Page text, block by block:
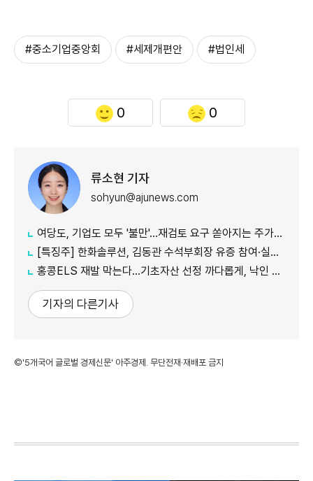
#중소기업중앙회 #세제개편안 #법인세
0 0
류소현 기자
sohyun@ajunews.com
여당도, 기업도 모두 '불만'...재검토 요구 쏟아지는 주가누르기 방지 세제개편안
[특징주] 한화솔루션, 김동관 수석부회장 유증 참여·실적 개선 기대에 16% 강세
홍콩ELS 재발 막는다…기초자산 선정 까다롭게, 낙인 임박 땐 안내 알림
기자의 다른기사
©'5개국어 글로벌 경제신문' 아주경제. 무단전재·재배포 금지